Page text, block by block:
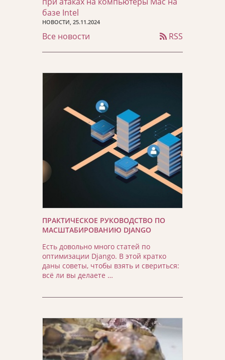
базе Intel
НОВОСТИ, 25.11.2024
Все новости RSS
ПРАКТИЧЕСКОЕ РУКОВОДСТВО ПО
МАСШТАБИРОВАНИЮ DJANGO
Есть довольно много статей по
оптимизации Django. В этой кратко
даны советы, чтобы взять и свериться:
всё ли вы делаете …